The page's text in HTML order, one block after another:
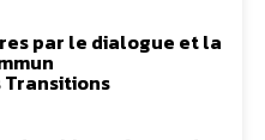
par le dialogue et la
Transitions